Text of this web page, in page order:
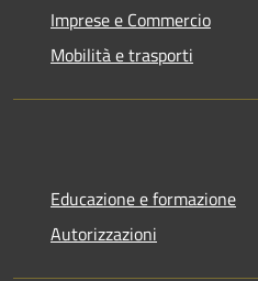
Imprese e Commercio
Mobilità e trasporti
Educazione e formazione
Autorizzazioni